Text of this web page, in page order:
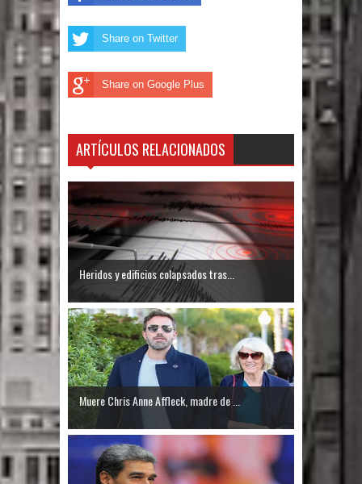
Share on Twitter
Share on Google Plus
ARTÍCULOS RELACIONADOS
Heridos y edificios colapsados tras...
Muere Chris Anne Affleck, madre de ...